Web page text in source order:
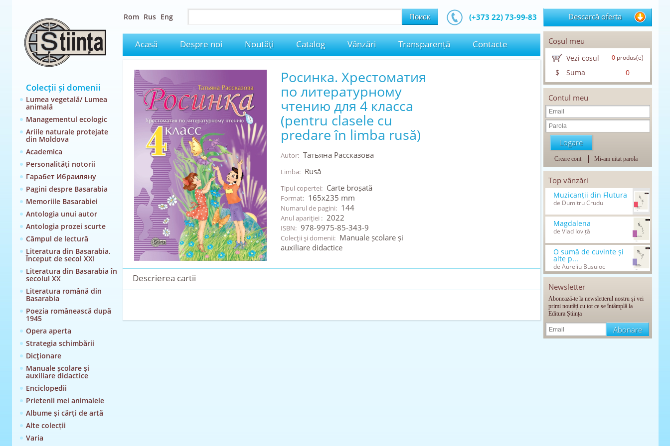
Colecții și domenii
Lumea vegetală/ Lumea
animală
Managementul ecologic
Ariile naturale protejate
din Moldova
Academica
Personalități notorii
Гарабет Ибраиляну
Pagini despre Basarabia
Memoriile Basarabiei
Antologia unui autor
Antologia prozei scurte
Câmpul de lectură
Literatura din Basarabia.
Început de secol XXI
Literatura din Basarabia în
secolul XX
Literatura română din
Basarabia
Poezia românească după
1945
Opera aperta
Strategia schimbării
Dicţionare
Manuale școlare și
auxiliare didactice
Enciclopedii
Prietenii mei animalele
Albume și cărți de artă
Alte colecții
Varia
Rom Rus Eng (+373 22) 73-99-83
Acasă Despre noi Noutăţi Catalog Vânzări Transparență Contacte
Росинка. Хрестоматия
по литературному
чтению для 4 класса
(pentru clasele cu
predare în limba rusă)
Autor: Татьяна Рассказова
Limba: Rusă
Tipul copertei: Carte broșată
Format: 165x235 mm
Numarul de pagini: 144
Anul apariţiei : 2022
ISBN: 978-9975-85-343-9
Colecţii şi domenii: Manuale școlare și
auxiliare didactice
Descrierea cartii
Descarcă oferta
Coșul meu
Vezi cosul 0produs(e)
$ Suma 0
Contul meu
Creare cont Mi-am uitat parola
Top vânzări
Muzicanții din Flutura
de Dumitru Crudu
Magdalena
de Vlad Ioviță
O sumă de cuvinte și
alte p...
de Aureliu Busuioc
Newsletter
Abonează-te la newsletterul nostru și vei
primi noutăți cu tot ce se întâmplă la
Editura Știința